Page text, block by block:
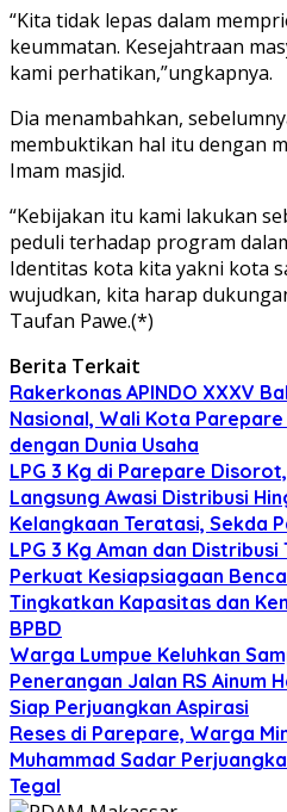
“Kita tidak lepas dalam
keummatan. Kesejahtraan
kami perhatikan,”ungkapnya.‎
Dia menambahkan,
membuktikan hal itu dengan
Imam masjid.
“Kebijakan itu kami lakukan
peduli terhadap program
Identitas kota kita yakni kota
wujudkan, kita harap
Taufan Pawe.(*)
Berita Terkait
Rakerkonas APINDO XXXV
Nasional, Wali Kota
dengan Dunia Usaha
LPG 3 Kg di Parepare
Langsung Awasi Distribusi
Kelangkaan Teratasi, Sekda
LPG 3 Kg Aman dan
Perkuat Kesiapsiagaan
Tingkatkan Kapasitas dan
BPBD
Warga Lumpue Keluhkan
Penerangan Jalan RS Ainum
Siap Perjuangkan Aspirasi
Reses di Parepare, Warga
Muhammad Sadar
Tegal